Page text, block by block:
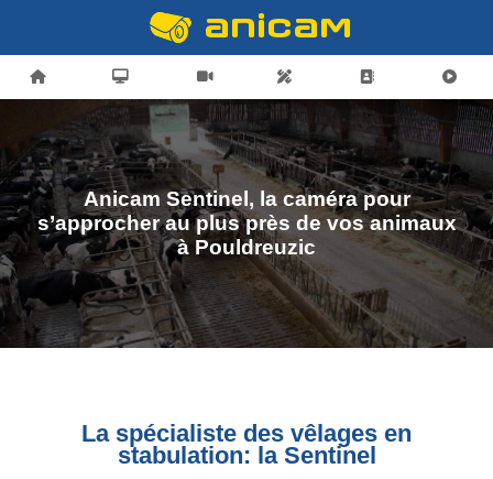
Anicam Sentinel, la caméra pour
s’approcher au plus près de vos animaux
à Pouldreuzic
La spécialiste des vêlages en
stabulation: la Sentinel